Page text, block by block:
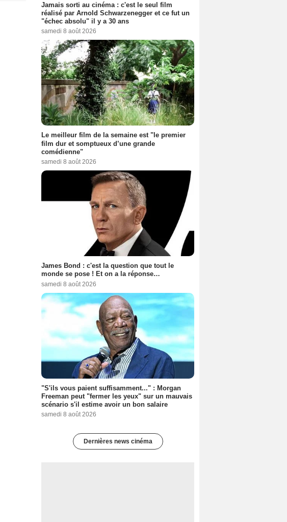
Jamais sorti au cinéma : c'est le seul film
réalisé par Arnold Schwarzenegger et ce fut un
"échec absolu" il y a 30 ans
samedi 8 août 2026
Le meilleur film de la semaine est "le premier
film dur et somptueux d’une grande
comédienne"
samedi 8 août 2026
James Bond : c'est la question que tout le
monde se pose ! Et on a la réponse…
samedi 8 août 2026
"S'ils vous paient suffisamment..." : Morgan
Freeman peut "fermer les yeux" sur un mauvais
scénario s'il estime avoir un bon salaire
samedi 8 août 2026
Dernières news cinéma